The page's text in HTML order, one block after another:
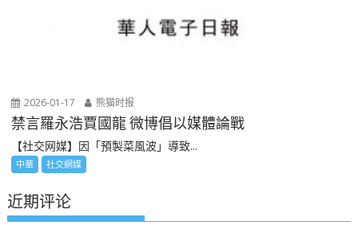
2026-01-17 熊猫时报
禁言羅永浩賈國龍 微博倡以媒體論戰
【社交网媒】因「預製菜風波」導致...
中華 社交網媒
近期评论